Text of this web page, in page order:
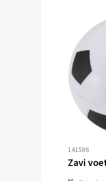
141586